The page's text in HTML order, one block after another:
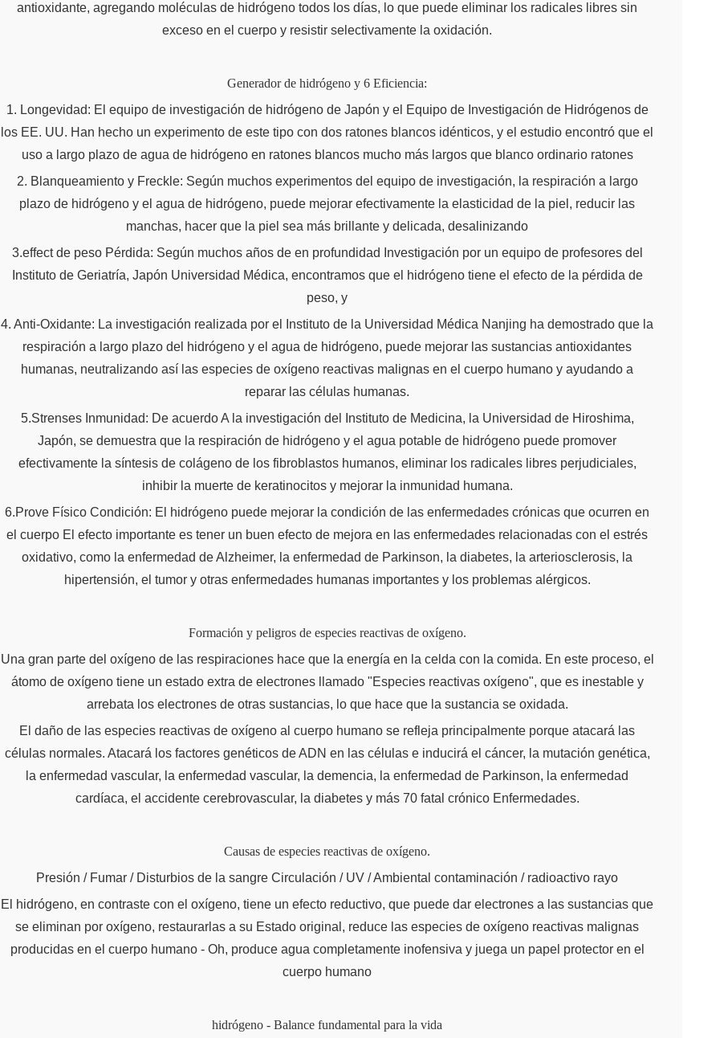
antioxidante, agregando moléculas de hidrógeno todos los días, lo que puede eliminar los radicales libres sin
exceso en el cuerpo y resistir selectivamente la oxidación.
Generador de hidrógeno y 6 Eficiencia:
1. Longevidad: El equipo de investigación de hidrógeno de Japón y el Equipo de Investigación de Hidrógenos de
los EE. UU. Han hecho un experimento de este tipo con dos ratones blancos idénticos, y el estudio encontró que el
uso a largo plazo de agua de hidrógeno en ratones blancos mucho más largos que blanco ordinario ratones
2. Blanqueamiento y Freckle: Según muchos experimentos del equipo de investigación, la respiración a largo
plazo de hidrógeno y el agua de hidrógeno, puede mejorar efectivamente la elasticidad de la piel, reducir las
manchas, hacer que la piel sea más brillante y delicada, desalinizando
3.effect de peso Pérdida: Según muchos años de en profundidad Investigación por un equipo de profesores del
Instituto de Geriatría, Japón Universidad Médica, encontramos que el hidrógeno tiene el efecto de la pérdida de
peso, y
4. Anti-Oxidante: La investigación realizada por el Instituto de la Universidad Médica Nanjing ha demostrado que la
respiración a largo plazo del hidrógeno y el agua de hidrógeno, puede mejorar las sustancias antioxidantes
humanas, neutralizando así las especies de oxígeno reactivas malignas en el cuerpo humano y ayudando a
reparar las células humanas.
5.Strenses Inmunidad: De acuerdo A la investigación del Instituto de Medicina, la Universidad de Hiroshima,
Japón, se demuestra que la respiración de hidrógeno y el agua potable de hidrógeno puede promover
efectivamente la síntesis de colágeno de los fibroblastos humanos, eliminar los radicales libres perjudiciales,
inhibir la muerte de keratinocitos y mejorar la inmunidad humana.
6.Prove Físico Condición: El hidrógeno puede mejorar la condición de las enfermedades crónicas que ocurren en
el cuerpo El efecto importante es tener un buen efecto de mejora en las enfermedades relacionadas con el estrés
oxidativo, como la enfermedad de Alzheimer, la enfermedad de Parkinson, la diabetes, la arteriosclerosis, la
hipertensión, el tumor y otras enfermedades humanas importantes y los problemas alérgicos.
Formación y peligros de especies reactivas de oxígeno.
Una gran parte del oxígeno de las respiraciones hace que la energía en la celda con la comida. En este proceso, el
átomo de oxígeno tiene un estado extra de electrones llamado "Especies reactivas oxígeno", que es inestable y
arrebata los electrones de otras sustancias, lo que hace que la sustancia se oxidada.
El daño de las especies reactivas de oxígeno al cuerpo humano se refleja principalmente porque atacará las
células normales. Atacará los factores genéticos de ADN en las células e inducirá el cáncer, la mutación genética,
la enfermedad vascular, la enfermedad vascular, la demencia, la enfermedad de Parkinson, la enfermedad
cardíaca, el accidente cerebrovascular, la diabetes y más 70 fatal crónico Enfermedades.
Causas de especies reactivas de oxígeno.
Presión / Fumar / Disturbios de la sangre Circulación / UV / Ambiental contaminación / radioactivo rayo
El hidrógeno, en contraste con el oxígeno, tiene un efecto reductivo, que puede dar electrones a las sustancias que
se eliminan por oxígeno, restaurarlas a su Estado original, reduce las especies de oxígeno reactivas malignas
producidas en el cuerpo humano - Oh, produce agua completamente inofensiva y juega un papel protector en el
cuerpo humano
hidrógeno - Balance fundamental para la vida